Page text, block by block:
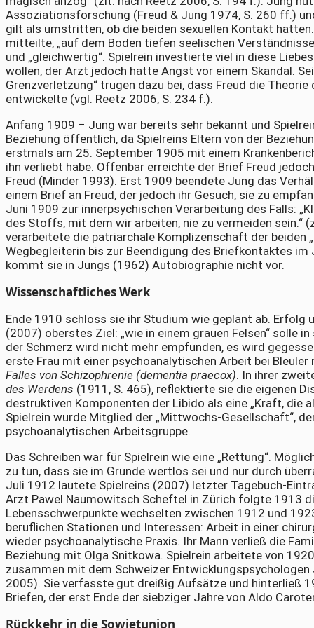
Assoziationsforschung (Freud & Jung 1974, S. 260 ff.)
gilt als umstritten, ob die beiden sexuellen Kontakt
mitteilte, „auf dem Boden tiefen seelischen
und „gleichwertig“. Spielrein investierte viel in diese
wollen, der Arzt jedoch hatte Angst vor einem Skandal.
Grenzverletzung“ trugen dazu bei, dass Freud die
entwickelte (vgl. Reetz 2006, S. 234 f.).
Anfang 1909 – Jung war bereits sehr bekannt und
Beziehung öffentlich, da Spielreins Eltern von der
erstmals am 25. September 1905 mit einem
ihn verliebt habe. Offenbar erreichte der Brief Freud
Freud (Minder 1993). Erst 1909 beendete Jung das
einem Brief an Freud, der jedoch ihr Gesuch, sie zu
Juni 1909 zur innerpsychischen Verarbeitung des Falls:
des Stoffs, mit dem wir arbeiten, nie zu vermeiden sein.“
verarbeitete die patriarchale Komplizenschaft der beiden
Wegbegleiterin bis zur Beendigung des Briefkontaktes
kommt sie in Jungs (1962) Autobiographie nicht vor.
Wissenschaftliches Werk
Ende 1910 schloss sie ihr Studium wie geplant ab. Erfolg
(2007) oberstes Ziel: „wie in einem grauen Felsen“ solle
der Schmerz wird nicht mehr empfunden, es wird
erste Frau mit einer psychoanalytischen Arbeit bei
Falles von Schizophrenie (dementia praecox). In ihrer
des Werdens (1911, S. 465), reflektierte sie die eigenen
destruktiven Komponenten der Libido als eine „Kraft, die
Spielrein wurde Mitglied der „Mittwochs-Gesellschaft“,
psychoanalytischen Arbeitsgruppe.
Das Schreiben war für Spielrein wie eine „Rettung“.
zu tun, dass sie im Grunde wertlos sei und nur durch
Juli 1912 lautete Spielreins (2007) letzter Tagebuch-
Arzt Pawel Naumowitsch Scheftel in Zürich folgte 1913
Lebensschwerpunkte wechselten zwischen 1912 und
beruflichen Stationen und Interessen: Arbeit in einer
wieder psychoanalytische Praxis. Ihr Mann verließ die
Beziehung mit Olga Snitkowa. Spielrein arbeitete von
zusammen mit dem Schweizer
2005). Sie verfasste gut dreißig Aufsätze und hinterließ
Briefen, der erst Ende der siebziger Jahre von Aldo
Rückkehr in die Sowjetunion